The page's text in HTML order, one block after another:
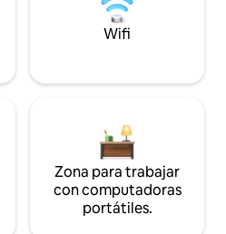
Wifi
Zona para trabajar
con computadoras
portátiles.